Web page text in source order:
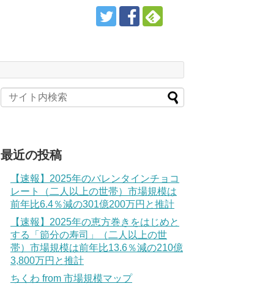
最近の投稿
【速報】2025年のバレンタインチョコ
レート（二人以上の世帯）市場規模は
前年比6.4％減の301億200万円と推計
【速報】2025年の恵方巻きをはじめと
する「節分の寿司」（二人以上の世
帯）市場規模は前年比13.6％減の210億
3,800万円と推計
ちくわ from 市場規模マップ